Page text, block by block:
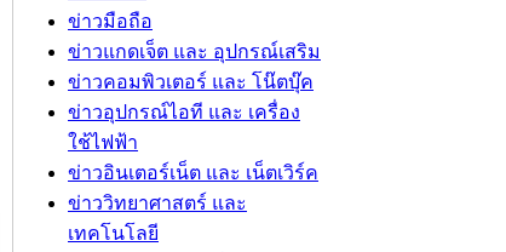
ข่าวมือถือ
ข่าวแกดเจ็ต และ อุปกรณ์เสริม
ข่าวคอมพิวเตอร์ และ โน๊ตบุ๊ค
ข่าวอุปกรณ์ไอที และ เครื่อง
ใช้ไฟฟ้า
ข่าวอินเตอร์เน็ต และ เน็ตเวิร์ค
ข่าววิทยาศาสตร์ และ
เทคโนโลยี